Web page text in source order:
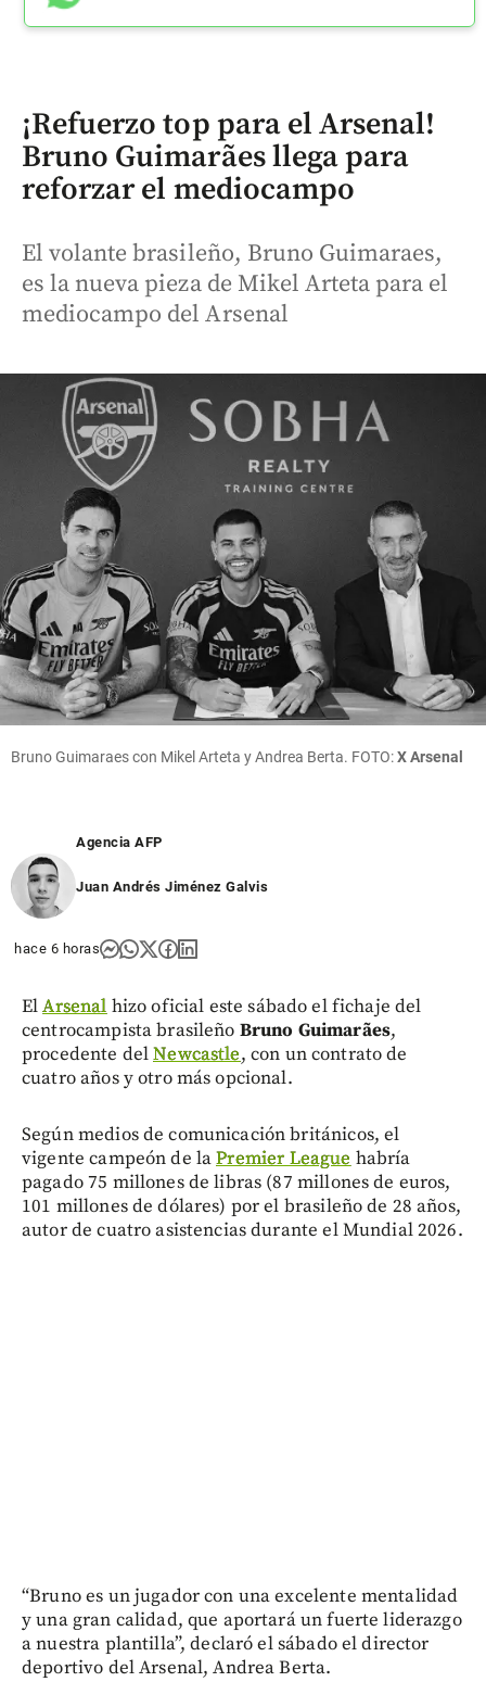
¡Refuerzo top para el Arsenal!
Bruno Guimarães llega para
reforzar el mediocampo
El volante brasileño, Bruno Guimaraes,
es la nueva pieza de Mikel Arteta para el
mediocampo del Arsenal
Bruno Guimaraes con Mikel Arteta y Andrea Berta. FOTO:X Arsenal
Agencia AFP
Juan Andrés Jiménez Galvis
hace 6 horas
ElArsenal hizo oficial este sábado el fichaje del
centrocampista brasileño Bruno Guimarães,
procedente delNewcastle, con un contrato de
cuatro años y otro más opcional.
Según medios de comunicación británicos, el
vigente campeón de laPremier League habría
pagado 75 millones de libras (87 millones de euros,
101 millones de dólares) por el brasileño de 28 años,
autor de cuatro asistencias durante el Mundial 2026.
“Bruno es un jugador con una excelente mentalidad
y una gran calidad, que aportará un fuerte liderazgo
a nuestra plantilla”, declaró el sábado el director
deportivo del Arsenal, Andrea Berta.